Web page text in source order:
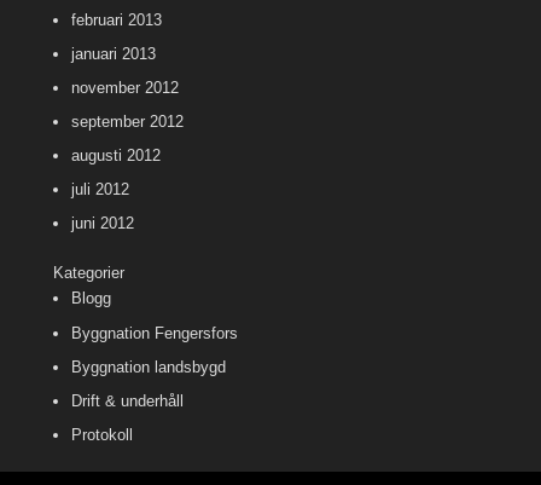
februari 2013
januari 2013
november 2012
september 2012
augusti 2012
juli 2012
juni 2012
Kategorier
Blogg
Byggnation Fengersfors
Byggnation landsbygd
Drift & underhåll
Protokoll